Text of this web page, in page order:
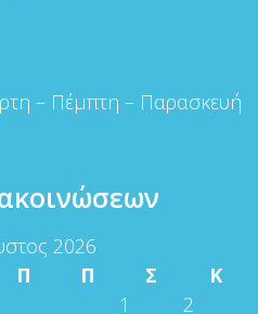
– Πέμπτη – Παρασκευή
2026
Π Π Σ
Κ
1
2